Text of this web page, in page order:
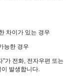
차이가 있는 경우
능한 경우
가 전화, 전자우편 또는
이 발생합니다.